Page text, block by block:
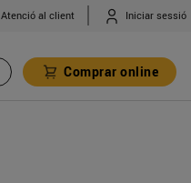
Atenció al client Iniciar sessió
Comprar online